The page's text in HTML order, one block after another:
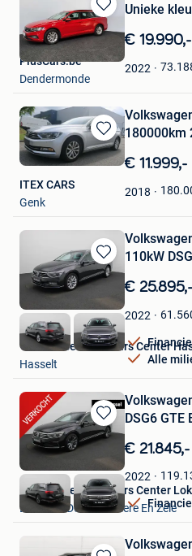
Bewaren
in
Mijn
Favorieten
Unieke
€ 19.990,-
2022
PlusCars.be
Dendermonde
Bewaren
in
Favorieten
180000km
€ 11.999,-
2018
ITEX CARS
Genk
Bewaren
in
Favorieten
110kW
€ 25.895,-
2022
Alle
Van Mossel Used Cars Center
Hasselt
Bewaren
in
Mijn
Favorieten
DSG6 GTE
€ 21.845,-
2022
Van Mossel Used Cars Center
Lokeren+Deel Overmere En Zele